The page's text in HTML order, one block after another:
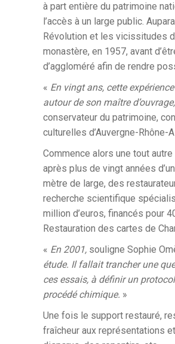
à part entière du patrimoine
l’accès à un large public.
Révolution et les vicissitudes
monastère, en 1957, avant
d’aggloméré afin de rendre
« En vingt ans, cette
autour de son maître
conservateur du patrimoine,
culturelles d’Auvergne-Rhône-
Commence alors une tout
après plus de vingt années
mètre de large, des
recherche scientifique
million d’euros, financés pour
Restauration des cartes de
« En 2001, souligne Sophie
étude. Il fallait trancher une
ces essais, à définir un
procédé chimique. »
Une fois le support restauré,
fraîcheur aux représentations